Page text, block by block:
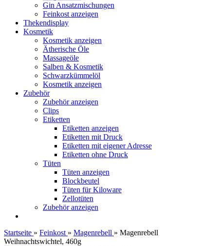
Gin Ansatzmischungen
Feinkost anzeigen
Thekendisplay
Kosmetik
Kosmetik anzeigen
Ätherische Öle
Massageöle
Salben & Kosmetik
Schwarzkümmelöl
Kosmetik anzeigen
Zubehör
Zubehör anzeigen
Clips
Etiketten
Etiketten anzeigen
Etiketten mit Druck
Etiketten mit eigener Adresse
Etiketten ohne Druck
Tüten
Tüten anzeigen
Blockbeutel
Tüten für Kiloware
Zellotüten
Zubehör anzeigen
Startseite » Feinkost » Magenrebell » Magenrebell
Weihnachtswichtel, 460g